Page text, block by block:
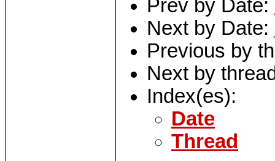
Prev by Date:
Next by Date:
Previous by
Next by
Index(es):
Date
Thread